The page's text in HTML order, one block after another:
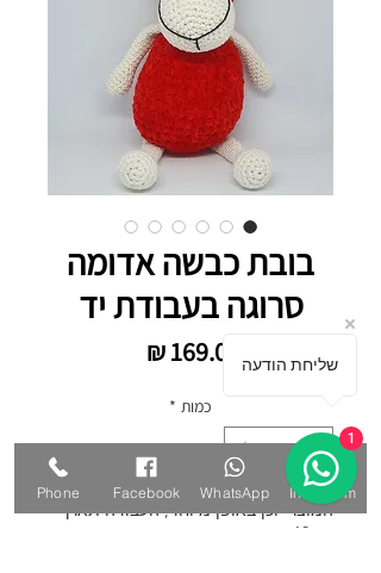
בובת כבשה אדומה
סרוגה בעבודת יד
כמות *
המוצר יוכן באופן מיוחד, העבודה תארך
Phone Facebook WhatsApp Instagram
שליחת הודעה
1